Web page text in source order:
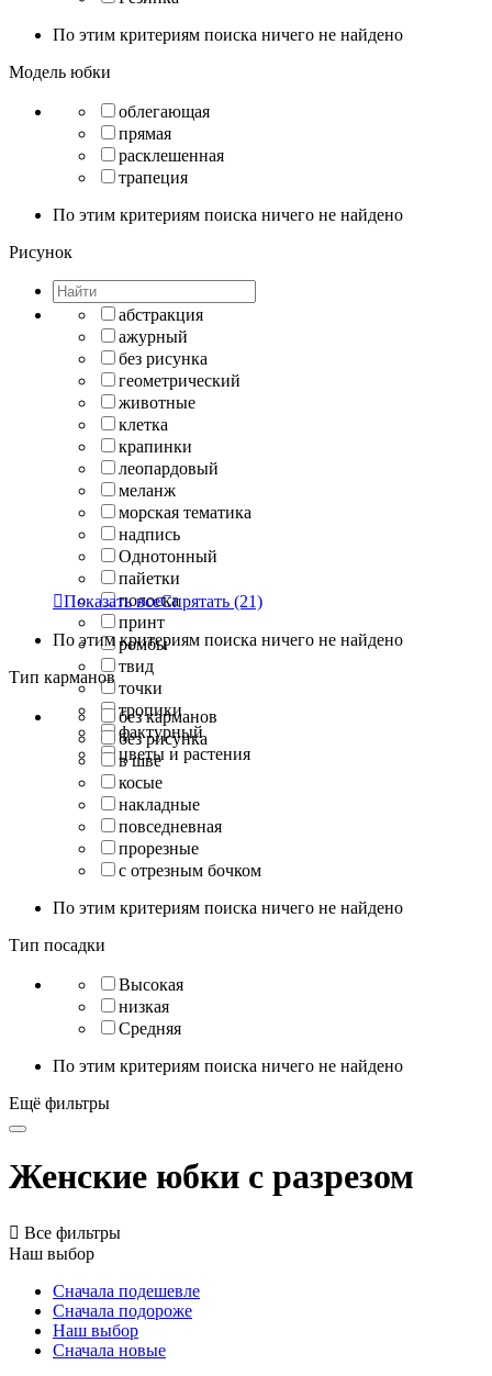
По этим критериям поиска ничего не найдено
Модель юбки
облегающая
прямая
расклешенная
трапеция
По этим критериям поиска ничего не найдено
Рисунок
абстракция
ажурный
без рисунка
геометрический
животные
клетка
крапинки
леопардовый
меланж
морская тематика
надпись
Однотонный
пайетки
полоска
принт
ромбы
твид
точки
тропики
фактурный
цветы и растения
Показать всеСпрятать (21)
По этим критериям поиска ничего не найдено
Тип карманов
без карманов
без рисунка
в шве
косые
накладные
повседневная
прорезные
с отрезным бочком
По этим критериям поиска ничего не найдено
Тип посадки
Высокая
низкая
Средняя
По этим критериям поиска ничего не найдено
Ещё фильтры
Женские юбки с разрезом
 Все фильтры
Наш выбор
Сначала подешевле
Сначала подороже
Наш выбор
Сначала новые